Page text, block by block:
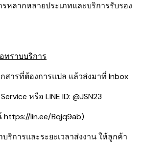
หลากหลายประเภทและบริการรับรอง​
ทราบบริการ
สารที่ต้องการแปล แล้วส่งมาที่ Inbox
หรือ LINE ID: @JSN23
https://lin.ee/Bqjq9ab)
บริการและระยะเวลาส่งงาน ให้ลูกค้า